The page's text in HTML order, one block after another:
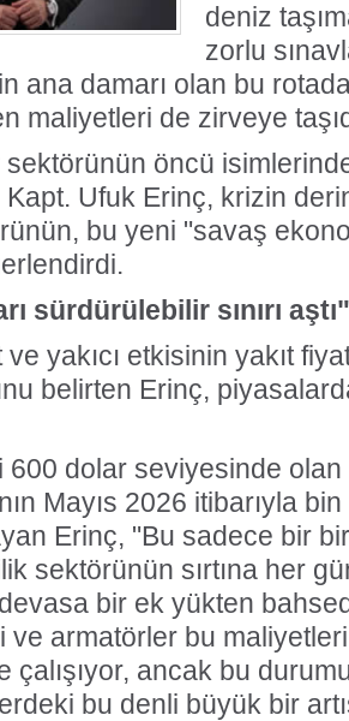
deniz
zorlu
ana damarı olan bu
maliyetleri de zirveye
öncü
Kapt. Ufuk Erinç, krizin
bu yeni "savaş
sürdürülebilir sınırı aştı"
yakıcı etkisinin yakıt
belirten Erinç,
600 dolar seviyesinde olan
Mayıs 2026 itibarıyla
Erinç, "Bu sadece bir
sektörünün sırtına her
bir ek yükten
ve armatörler bu
ancak bu
bu denli büyük bir